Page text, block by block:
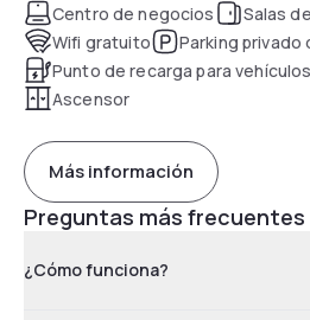
Centro de negocios
Salas
Wifi gratuito
Parking privado
Punto de recarga para
Ascensor
Más información
Preguntas más frecuentes
¿Cómo funciona?